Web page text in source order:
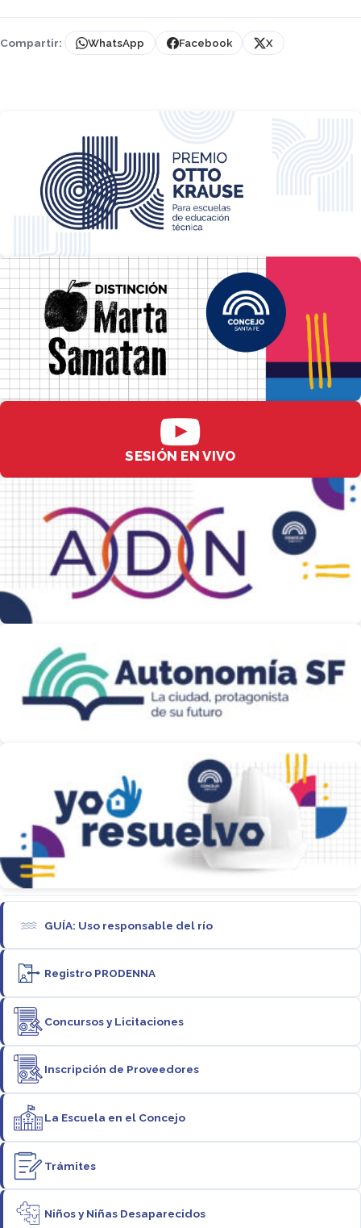
Compartir: WhatsApp Facebook X
SESIÓN EN VIVO
GUÍA: Uso responsable del río
Registro PRODENNA
Concursos y Licitaciones
Inscripción de Proveedores
La Escuela en el Concejo
Trámites
Niños y Niñas Desaparecidos